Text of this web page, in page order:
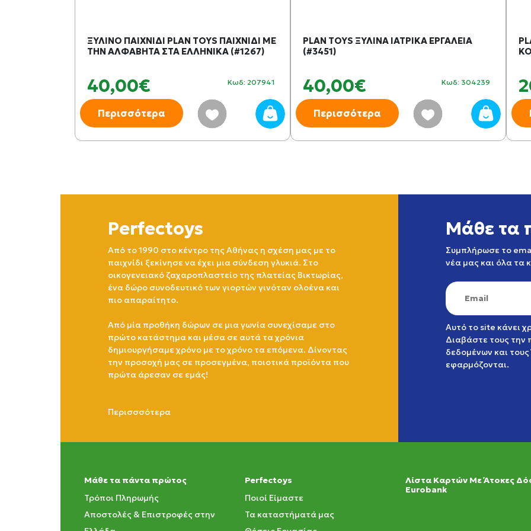
ΞΥΛΙΝΟ ΠΑΙΧΝΙΔΙ PLAN TOYS ΠΑΙΧΝΙΔΙ ME
THN ΑΛΦΑΒΗΤΑ ΣΤΑ ΕΛΛΗΝΙΚΑ (#1267)
40,00€ Κωδ: 207941
Περισσότερα
PLAN TOYS ΞΥΛΙΝΑ ΙΑΤΡΙΚΑ ΕΡΓΑΛΕΙΑ
(#3451)
40,00€ Κωδ: 304239
Περισσότερα
Perfectoys
Από το 1990 στο κέντρο της Αθήνας η σχέση μας με το
παιχνίδι ξεκίνησε να έχει μια σύνδεση γλυκιά. Στο
οικογενειακό ζαχαροπλαστείο της πλατείας Βικτωρίας,
ένα δώρο συνοδευτικό των γιορτών γινόταν ολοένα και
πιο απαραίτητο.
Από μία προθήκη δώρων σε μια γωνία συνεχίσαμε στο
πρώτο κατάστημα και μέσα σε αυτά τα χρόνια
δημιουργήσαμε χρόνο με το χρόνο τα επόμενα. Δίνοντας
την προσοχή μας σε προσεγμένα, ποιοτικά προϊόντα που
πρώτα άρεσαν σε εμάς!
Περισσσότερα
Μάθε τα
Συμπλήρωσε το
νέα μας και όλα τα
Αυτό το site κάνει
Διαβάστε τους την
δεδομένων και τους
εφαρμόζονται.
Μάθε τα πάντα πρώτος
Τρόποι Πληρωμής
Αποστολές & Επιστροφές στην
Perfectoys
Ποιοί Είμαστε
Τα καταστήματά μας
Λίστα Καρτών Με Άτοκες
Eurobank